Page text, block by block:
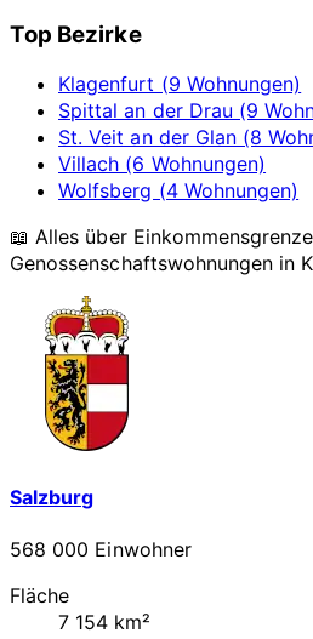
Top Bezirke
Klagenfurt (9 Wohnungen)
Spittal an der Drau (9
St. Veit an der Glan (8
Villach (6 Wohnungen)
Wolfsberg (4 Wohnungen)
📖 Alles über
Genossenschaftswohnungen in
Salzburg
568 000 Einwohner
Fläche
7 154 km²